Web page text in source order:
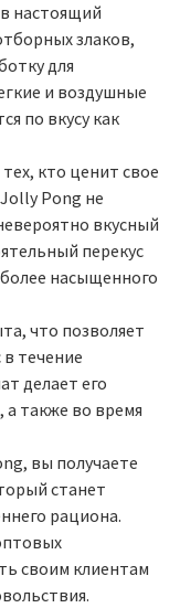
настоящий
злаков,
для
и воздушные
по вкусу как
кто ценит свое
Pong не
вкусный
перекус
насыщенного
что позволяет
течение
делает его
также во время
вы получаете
станет
рациона.
своим клиентам